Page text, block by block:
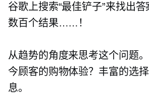
谷歌上搜索“最佳铲子”来找出
数百个结果……！
从趋势的角度来思考这个问题
今顾客的购物体验？丰富的选
息。